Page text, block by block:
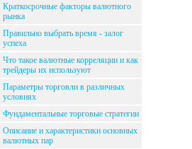
Краткосрочные факторы валютного
рынка
Правильно выбрать время - залог
успеха
Что такое валютные корреляции и как
трейдеры их используют
Параметры торговли в различных
условиях
Фундаментальные торговые стратегии
Описание и характеристики основных
валютных пар